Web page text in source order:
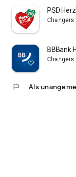
PSD
BBBank
flag Als